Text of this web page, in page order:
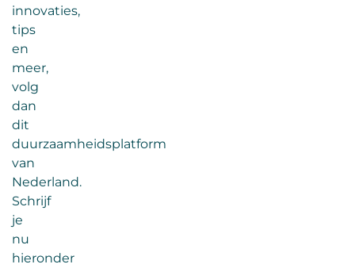
innovaties,
tips
en
meer,
volg
dan
dit
duurzaamheidsplatform
van
Nederland.
Schrijf
je
nu
hieronder